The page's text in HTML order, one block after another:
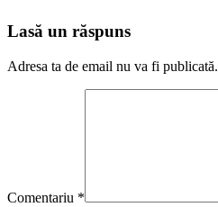
Lasă un răspuns
Adresa ta de email nu va fi publicată.
Comentariu *